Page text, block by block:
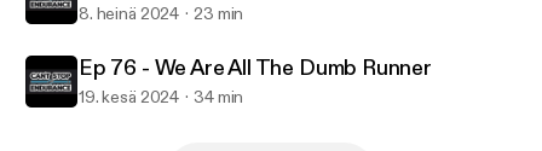
8. heinä 2024 23 min
Ep 76 - We Are All The Dumb Runner
19. kesä 2024 34 min